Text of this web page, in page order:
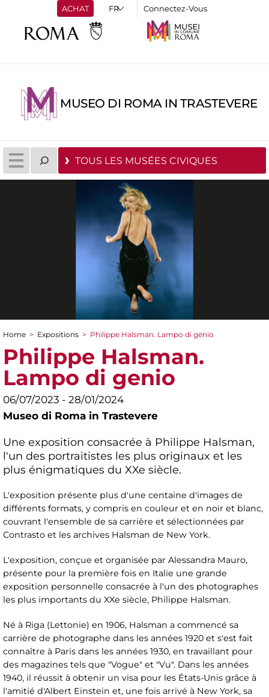
ACHAT Connectez-Vous
MUSEO DI ROMA IN TRASTEVERE
TOUS LES MUSÉES CIVIQUES
You are here
Home > Expositions > Philippe Halsman. Lampo di genio
Philippe Halsman.
Lampo di genio
06/07/2023 - 28/01/2024
Museo di Roma in Trastevere
Une exposition consacrée à Philippe Halsman,
l'un des portraitistes les plus originaux et les
plus énigmatiques du XXe siècle.
L'exposition présente plus d'une centaine d'images de
différents formats, y compris en couleur et en noir et blanc,
couvrant l'ensemble de sa carrière et sélectionnées par
Contrasto et les archives Halsman de New York.
L'exposition, conçue et organisée par Alessandra Mauro,
présente pour la première fois en Italie une grande
exposition personnelle consacrée à l'un des photographes
les plus importants du XXe siècle, Philippe Halsman.
Né à Riga (Lettonie) en 1906, Halsman a commencé sa
carrière de photographe dans les années 1920 et s'est fait
connaître à Paris dans les années 1930, en travaillant pour
des magazines tels que "Vogue" et "Vu". Dans les années
1940, il réussit à obtenir un visa pour les États-Unis grâce à
l'amitié d'Albert Einstein et, une fois arrivé à New York, sa